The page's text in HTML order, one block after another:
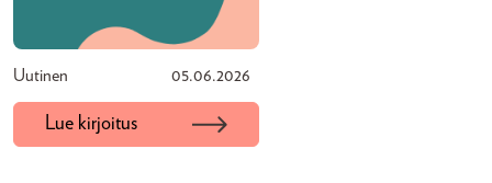
Uutinen 05.06.2026
Lue kirjoitus